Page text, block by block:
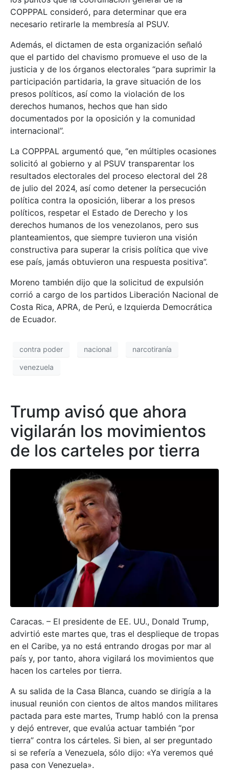
COPPPAL consideró, para determinar que era
necesario retirarle la membresía al PSUV.
Además, el dictamen de esta organización señaló
que el partido del chavismo promueve el uso de la
justicia y de los órganos electorales “para suprimir la
participación partidaria, la grave situación de los
presos políticos, así como la violación de los
derechos humanos, hechos que han sido
documentados por la oposición y la comunidad
internacional”.
La COPPPAL argumentó que, “en múltiples ocasiones
solicitó al gobierno y al PSUV transparentar los
resultados electorales del proceso electoral del 28
de julio del 2024, así como detener la persecución
política contra la oposición, liberar a los presos
políticos, respetar el Estado de Derecho y los
derechos humanos de los venezolanos, pero sus
planteamientos, que siempre tuvieron una visión
constructiva para superar la crisis política que vive
ese país, jamás obtuvieron una respuesta positiva”.
Moreno también dijo que la solicitud de expulsión
corrió a cargo de los partidos Liberación Nacional de
Costa Rica, APRA, de Perú, e Izquierda Democrática
de Ecuador.
contra poder nacional narcotiranía
venezuela
Trump avisó que ahora
vigilarán los movimientos
de los carteles por tierra
Caracas. – El presidente de EE. UU., Donald Trump,
advirtió este martes que, tras el desplieque de tropas
en el Caribe, ya no está entrando drogas por mar al
país y, por tanto, ahora vigilará los movimientos que
hacen los carteles por tierra.
A su salida de la Casa Blanca, cuando se dirigía a la
inusual reunión con cientos de altos mandos militares
pactada para este martes, Trump habló con la prensa
y dejó entrever, que evalúa actuar también “por
tierra” contra los cárteles. Si bien, al ser preguntado
si se refería a Venezuela, sólo dijo: «Ya veremos qué
pasa con Venezuela».